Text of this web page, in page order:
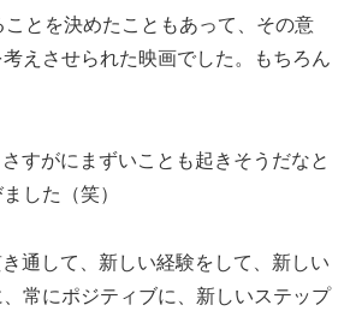
ことを決めたこともあって、その意
えさせられた映画でした。もちろん
すがにまずいことも起きそうだなと
した（笑）
通して、新しい経験をして、新しい
常にポジティブに、新しいステップ